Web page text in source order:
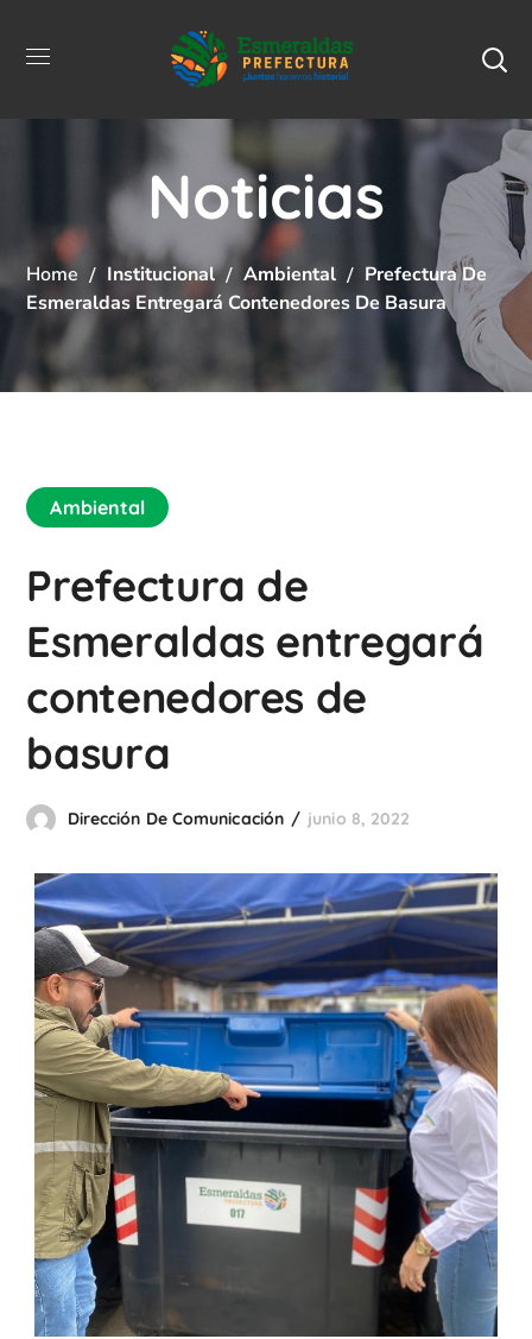
Noticias
Home Institucional Ambiental
Prefectura De
Esmeraldas Entregará Contenedores De Basura
Ambiental
Prefectura de
Esmeraldas entregará
contenedores de
basura
Dirección De Comunicación junio 8, 2022